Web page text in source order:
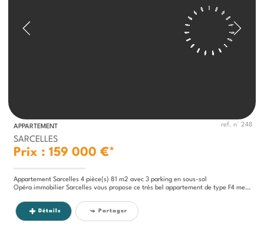
APPARTEMENT ref. n° 248
SARCELLES
Prix : 159 000 €*
Appartement Sarcelles 4 pièce(s) 81 m2 avec 3 parking en sous-sol
Opéra immobilier Sarcelles vous propose ce très bel appartement de type F4 mesurant environ 81 mètres carrés en...
Détails Partager